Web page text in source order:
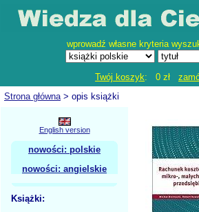
wprowadź własne kryteria
Twój koszyk: 0 zł
Strona główna> opis książki
English version
nowości: polskie
nowości: angielskie
Książki: